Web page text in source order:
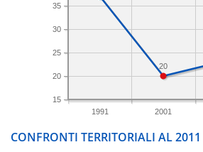
1991 2001
15
20
25
30
35
20
CONFRONTI TERRITORIALI AL 2011